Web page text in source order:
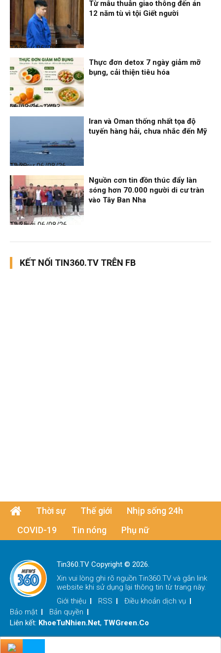
Thời sự
06/08/26, 14:28
Từ mâu thuẫn giao thông đến án
12 năm tù vì tội Giết người
Nhịp sống 24h
06/08/26, 14:23
Thực đơn detox 7 ngày giảm mỡ
bụng, cải thiện tiêu hóa
Thời sự
06/08/26, 12:38
Iran và Oman thống nhất tọa độ
tuyến hàng hải, chưa nhắc đến Mỹ
Thế giới
06/08/26, 12:35
Nguồn cơn tin đồn thúc đẩy làn
sóng hơn 70.000 người di cư tràn
vào Tây Ban Nha
KẾT NỐI TIN360.TV TRÊN FB
Thời sự Thế giới
Nhịp sống 24h
COVID-19
Tin nóng Phụ nữ
Tin360.TV Copyright © 2026.
Xin vui lòng ghi rõ nguồn Tin360.TV và gắn link
website khi sử dụng lại thông tin từ trang này.
Giới thiệu
RSS
Điều khoản dịch vụ
Bảo mật
Bản quyền
Liên kết: KhoeTuNhien.Net, TWGreen.Co
x